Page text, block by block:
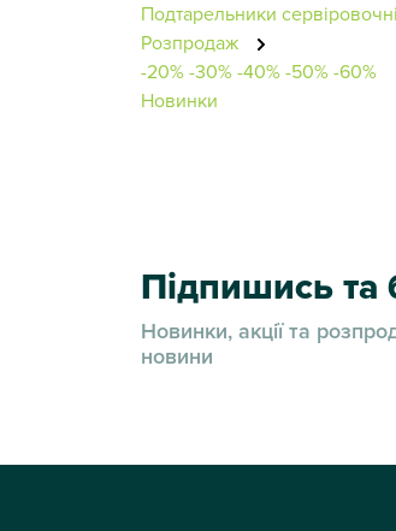
Подтарельники сервіровочні
Розпродаж
-20%-30%-40%-50%-60%
Новинки
Підпишись
Новинки, акції та
новини